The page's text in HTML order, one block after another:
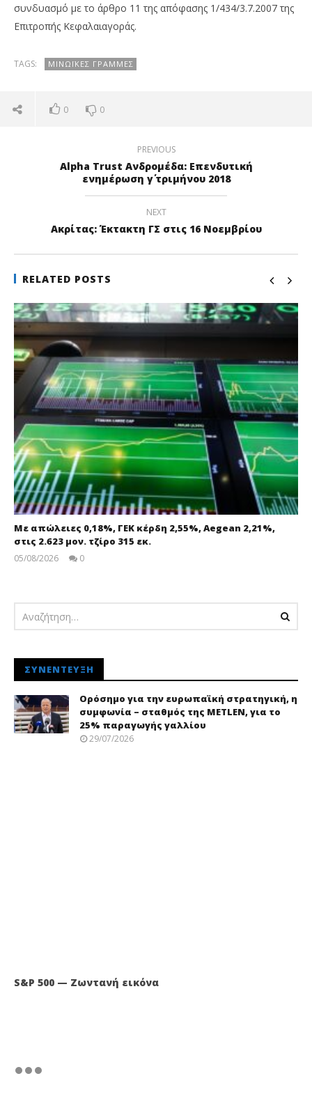
NOW VIEWING
Grimaldi Euromed S.p.A
συνδυασμό με το άρθρο 11 της απόφασης 1/434/3.7.2007 της
Επιτροπής Κεφαλαιαγοράς.
TAGS: ΜΙΝΩΪΚΈΣ ΓΡΑΜΜΈΣ
0 0
PREVIOUS
Alpha Trust Aνδρομέδα: Επενδυτική
ενημέρωση γ΄ τριμήνου 2018
NEXT
Ακρίτας: Έκτακτη ΓΣ στις 16 Νοεμβρίου
RELATED POSTS
Με απώλειες 0,18%, ΓΕΚ κέρδη 2,55%, Aegean 2,21%,
στις 2.623 μον. τζίρο 315 εκ.
05/08/2026
0
ΣΥΝΈΝΤΕΥΞΗ
Ορόσημο για την ευρωπαϊκή στρατηγική, η
συμφωνία – σταθμός της METLEN, για το
25% παραγωγής γαλλίου
29/07/2026
S&P 500 — Ζωντανή εικόνα